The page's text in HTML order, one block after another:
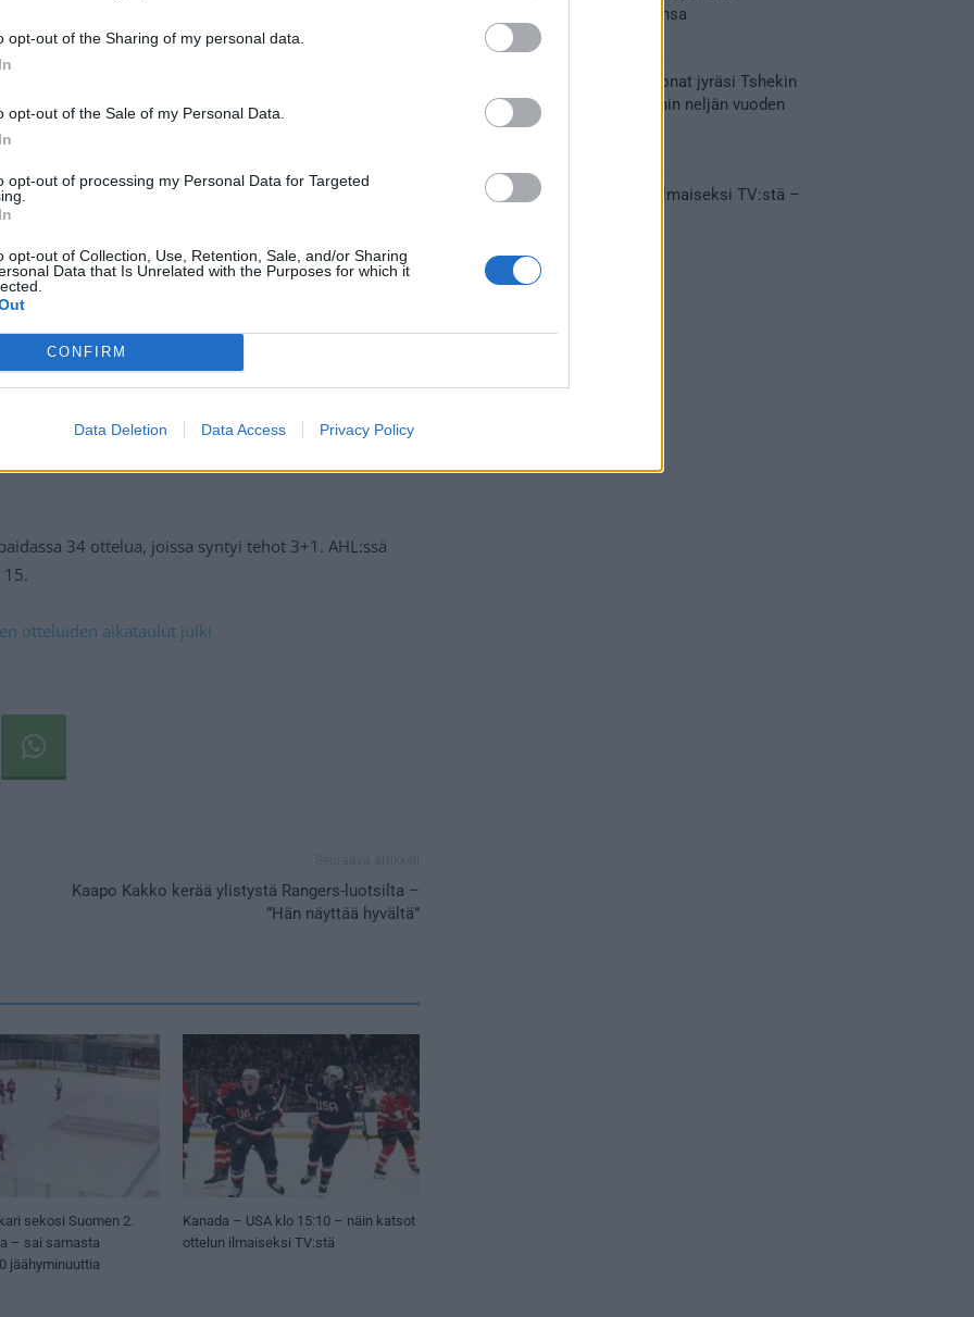
opt-out of the Sharing of my personal data.
opt-out of the Sale of my Personal Data.
opt-out of processing my Personal Data for Targeted
opt-out of Collection, Use, Retention, Sale, and/or Sharing
Data that Is Unrelated with the Purposes for which it
CONFIRM
Data Deletion Data Access Privacy Policy
ei ole viime kausina löytänyt
niin Calgary Flamesissa, Vancouver Canucksissa
on maisemanvaihto. Uusi seura on KHL:n
toimii ensi kaudella
34 ottelua, joissa syntyi tehot 3+1. AHL:ssä
otteluiden aikataulut julki
Kaapo Kakko kerää ylistystä Rangers-luotsilta –
”Hän näyttää hyvältä”
sekosi Suomen 2.
– sai samasta
jäähyminuuttia
Kanada – USA klo 15:10 – näin katsot
ottelun ilmaiseksi TV:stä
ensimmäisen MM-mitalinsa
31.05.2026 18:25
Vakuuttava esitys – Leijonat jyräsi Tshekin
nurin ja eteni mitalipeleihin neljän vuoden
tauon jälkeen
Suomi – Tshekki näkyy ilmaiseksi TV:stä –